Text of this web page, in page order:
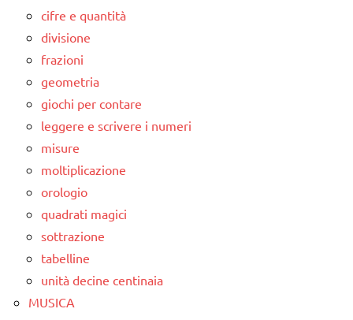
cifre e quantità
divisione
frazioni
geometria
giochi per contare
leggere e scrivere i numeri
misure
moltiplicazione
orologio
quadrati magici
sottrazione
tabelline
unità decine centinaia
MUSICA